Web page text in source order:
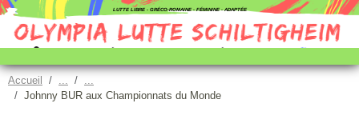
LUTTE LIBRE - GRÉCO-ROMAINE - FÉMININE - ADAPTÉE
Accueil
Johnny BUR aux Championnats du Monde